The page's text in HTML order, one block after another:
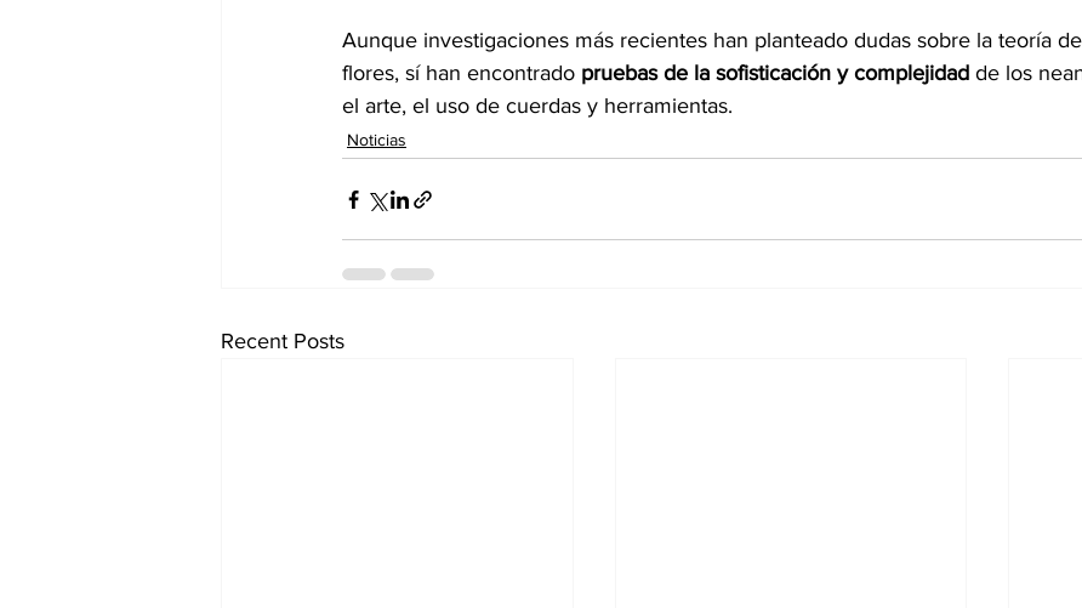
Aunque investigaciones más recientes han planteado dudas sobre la teoría
flores, sí han encontrado pruebas de la sofisticación y complejidad de los
el arte, el uso de cuerdas y herramientas.
Noticias
Recent Posts